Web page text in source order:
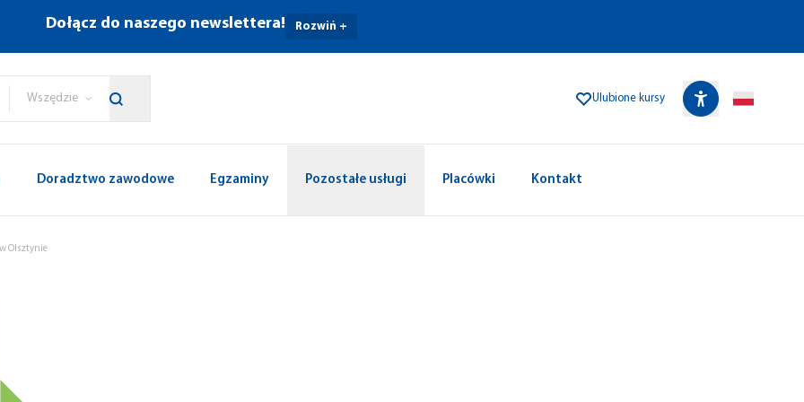
Dołącz do naszego newslettera! Rozwiń +
Wszędzie Ulubione kursy
Doradztwo zawodowe Egzaminy Pozostałe usługi Placówki Kontakt
Olsztynie